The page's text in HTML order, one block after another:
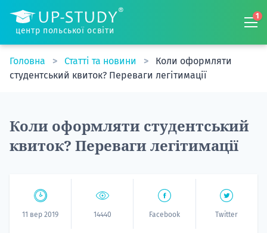
центр польської освіти
1
Головна Статті та новини
Коли оформляти
студентський квиток? Переваги легітимації
Коли оформляти студентський
квиток? Переваги легітимації
11 вер 2019 14440 Facebook Twitter